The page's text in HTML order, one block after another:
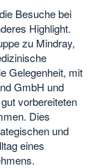
Besuche bei
Highlight.
zu Mindray,
Gelegenheit, mit
GmbH und
vorbereiteten
Dies
und
eines